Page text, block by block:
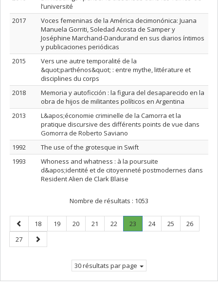
l’université
2017
Voces femeninas de la América decimonónica: Juana
Manuela Gorriti, Soledad Acosta de Samper y
Joséphine Marchand-Dandurand en sus diarios íntimos
y publicaciones periódicas
2015
Vers une autre temporalité de la
&quot;parthénos&quot; : entre mythe, littérature et
disciplines du corps
2018
Memoria y autoficción : la figura del desaparecido en la
obra de hijos de militantes políticos en Argentina
2013
L&apos;économie criminelle de la Camorra et la
pratique discursive des différents points de vue dans
Gomorra de Roberto Saviano
1992
The use of the grotesque in Swift
1993
Whoness and whatness : à la poursuite
d&apos;identité et de citoyenneté postmodernes dans
Resident Alien de Clark Blaise
Nombre de résultats : 1053
Page
précédente
Page
18 Page
19 Page
20 Page
21 Page
22 Page
23
Page
Page
24 Page
25 Page
26
Page
27
Page
suivante
30 résultats par page